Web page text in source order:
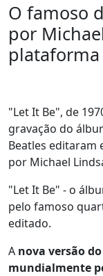
O famoso
por
plataforma
"Let It Be", de
gravação do
Beatles editaram
por Michael
"Let It Be" - o
pelo famoso
editado.
A nova versão
mundialmente